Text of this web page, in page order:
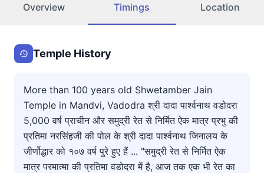
Overview Timings Location
Temple History
More than 100 years old Shwetamber Jain
Temple in Mandvi, Vadodra श्री दादा पार्श्वनाथ वडोदरा
5,000 वर्ष प्राचीन और समुद्री रेत से निर्मित ऐक मात्र प्रभु की
प्रतिमा नरसिंहजी की पोल के श्री दादा पार्श्वनाथ जिनालय के
जीर्णोद्धार को १०७ वर्ष पुरे हुए हैं ... "समुद्री रेत से निर्मित ऐक
मात्र परमात्मा की प्रतिमा वडोदरा में है, आज तक एक भी रेत का